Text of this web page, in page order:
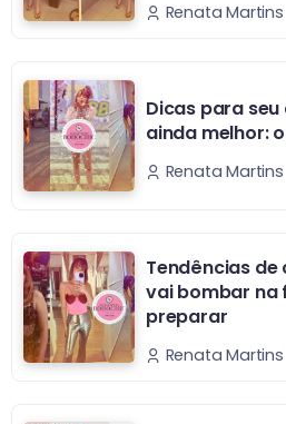
Renata Martins
Dicas para
ainda melhor:
Renata Martins
Tendências de
vai bombar na
preparar
Renata Martins